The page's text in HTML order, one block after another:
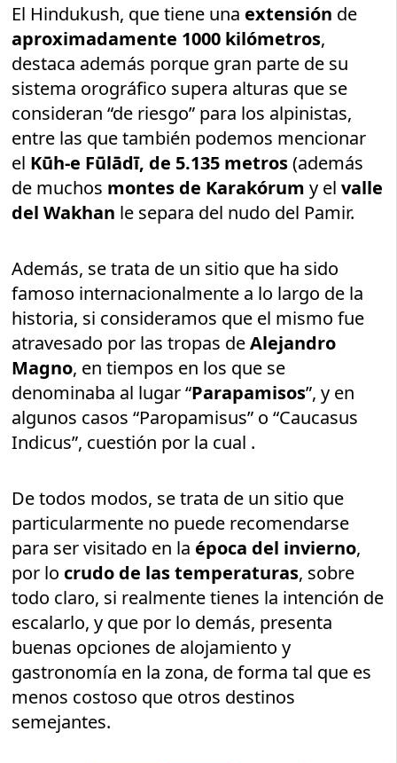
El Hindukush, que tiene una extensión de
aproximadamente 1000 kilómetros,
destaca además porque gran parte de su
sistema orográfico supera alturas que se
consideran “de riesgo” para los alpinistas,
entre las que también podemos mencionar
el Kūh-e Fūlādī, de 5.135 metros(además
de muchos montes de Karakórum y elvalle
del Wakhan le separa del nudo del Pamir.
Además, se trata de un sitio que ha sido
famoso internacionalmente a lo largo de la
historia, si consideramos que el mismo fue
atravesado por las tropas deAlejandro
Magno, en tiempos en los que se
denominaba al lugar “Parapamisos”, y en
algunos casos “Paropamisus” o “Caucasus
Indicus”, cuestión por la cual .
De todos modos, se trata de un sitio que
particularmente no puede recomendarse
para ser visitado en la época del invierno,
por lo crudo de las temperaturas, sobre
todo claro, si realmente tienes la intención de
escalarlo, y que por lo demás, presenta
buenas opciones de alojamiento y
gastronomía en la zona, de forma tal que es
menos costoso que otros destinos
semejantes.